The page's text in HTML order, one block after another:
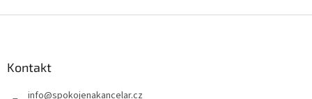
Kontakt
info@spokojenakancelar.cz